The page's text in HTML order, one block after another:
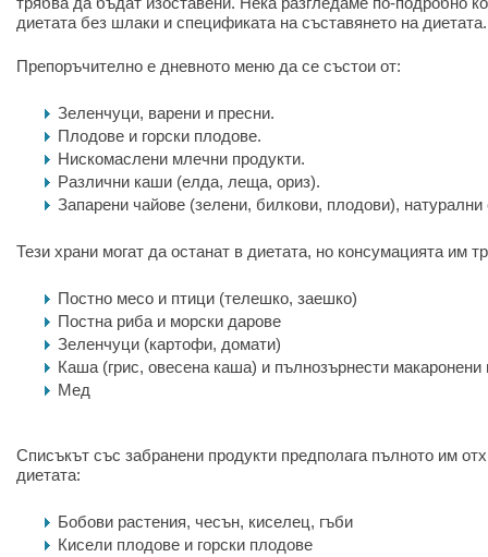
диетата без шлаки и спецификата на съставянето на диетата.
Препоръчително е дневното меню да се състои от:
Зеленчуци, варени и пресни.
Плодове и горски плодове.
Нискомаслени млечни продукти.
Различни каши (елда, леща, ориз).
Запарени чайове (зелени, билкови, плодови), натурални
Тези храни могат да останат в диетата, но консумацията им
Постно месо и птици (телешко, заешко)
Постна риба и морски дарове
Зеленчуци (картофи, домати)
Каша (грис, овесена каша) и пълнозърнести макаронени
Мед
Списъкът със забранени продукти предполага пълното им
диетата:
Бобови растения, чесън, киселец, гъби
Кисели плодове и горски плодове